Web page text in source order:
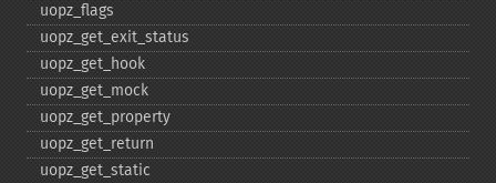
uopz_​flags
uopz_​get_​exit_​status
uopz_​get_​hook
uopz_​get_​mock
uopz_​get_​property
uopz_​get_​return
uopz_​get_​static